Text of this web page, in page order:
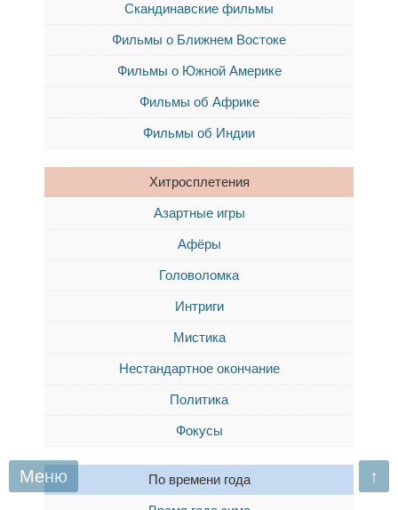
Скандинавские фильмы
Фильмы о Ближнем Востоке
Фильмы о Южной Америке
Фильмы об Африке
Фильмы об Индии
Хитросплетения
Азартные игры
Афёры
Головоломка
Интриги
Мистика
Нестандартное окончание
Политика
Фокусы
По времени года
Меню ↑